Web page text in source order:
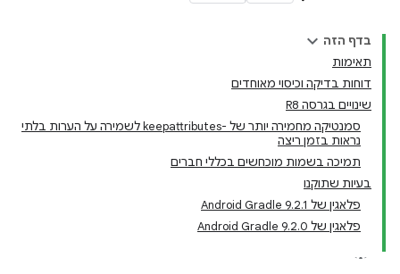
בדף הזה
תאימות
דוחות בדיקה וכיסוי מאוחדים
שינויים בגרסה R8
סמנטיקה מחמירה יותר של -keepattributes לשמירה על הערות בלתי
נראות בזמן ריצה
תמיכה בשמות מוכחשים בכללי חברים
בעיות שתוקנו
פלאגין של Android Gradle 9.2.1
פלאגין של Android Gradle 9.2.0